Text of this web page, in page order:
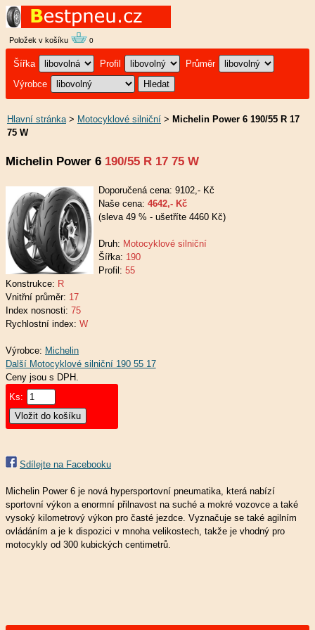
Položek v košíku 0
Šířka Profil
Průměr
Výrobce
Hlavní stránka> Motocyklové silniční > Michelin Power 6 190/55 R 17
75 W
Michelin Power 6 190/55 R 17 75 W
Doporučená cena: 9102,- Kč
Naše cena: 4642,- Kč
(sleva 49 % - ušetříte 4460 Kč)
Druh: Motocyklové silniční
Šířka: 190
Profil: 55
Konstrukce: R
Vnitřní průměr: 17
Index nosnosti: 75
Rychlostní index: W
Výrobce: Michelin
Ceny jsou s DPH.
Ks:
Sdílejte na Facebooku
Michelin Power 6 je nová hypersportovní pneumatika, která nabízí
sportovní výkon a enormní přilnavost na suché a mokré vozovce a také
vysoký kilometrový výkon pro časté jezdce. Vyznačuje se také agilním
ovládáním a je k dispozici v mnoha velikostech, takže je vhodný pro
motocykly od 300 kubických centimetrů.